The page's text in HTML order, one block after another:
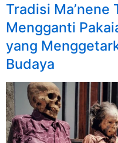
Tradisi Ma’nene
Mengganti
yang
Budaya